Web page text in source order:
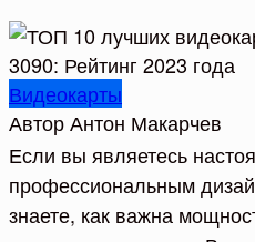
Видеокарты
АвторАнтон Макарчев
Если вы являетесь
профессиональным
знаете, как важна